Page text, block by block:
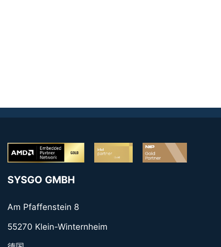
SYSGO GMBH
Am Pfaffenstein 8
55270 Klein-Winternheim